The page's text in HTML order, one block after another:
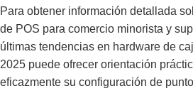
Para obtener información detallada
de POS para comercio minorista y
últimas tendencias en hardware de
2025 puede ofrecer orientación
eficazmente su configuración de